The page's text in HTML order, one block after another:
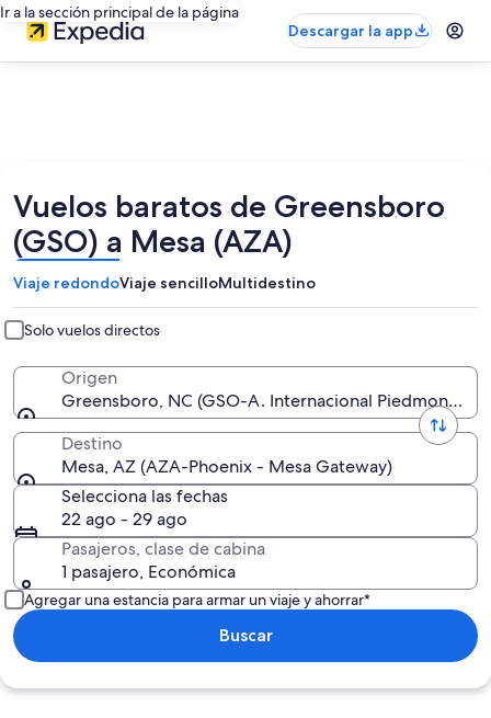
Ir a la sección principal de la página
Descargar la app
Vuelos baratos de Greensboro
(GSO) a Mesa (AZA)
Viaje redondoViaje sencilloMultidestino
Solo vuelos directos
Origen
Greensboro, NC (GSO-A. Internacional Piedmont
Destino
Mesa, AZ (AZA-Phoenix - Mesa Gateway)
Selecciona las fechas
22 ago - 29 ago
Pasajeros, clase de cabina
1 pasajero, Económica
Agregar una estancia para armar un viaje y ahorrar*
Buscar